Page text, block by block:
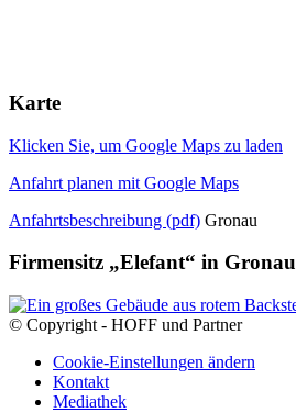
Karte
Klicken Sie, um Google Maps zu laden
Anfahrt planen mit Google Maps
Anfahrtsbeschreibung (pdf) Gronau
Firmensitz „Elefant“ in Gronau
© Copyright - HOFF und Partner
Cookie-Einstellungen ändern
Kontakt
Mediathek